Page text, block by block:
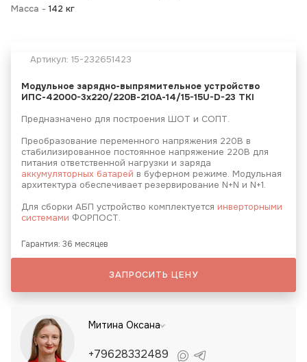
Масса - 142 кг
Артикул: 15-232651423
Модульное зарядно-выпрямительное устройство
ИПС-42000-3х220/220В-210А-14/15-15U-D-23 TKI
Предназначено для построения ШОТ и СОПТ.
Преобразование переменного напряжения 220В в
стабилизированное постоянное напряжение 220В для
питания ответственной нагрузки и заряда
аккумуляторных батарей в буферном режиме. Модульная
архитектура обеспечивает резервирование N+N и N+1.
Для сборки АБП устройство комплектуется инверторными
системами ФОРПОСТ.
Гарантия: 36 месяцев
ЗАПРОСИТЬ ЦЕНУ
Митина Оксана
+79628332489